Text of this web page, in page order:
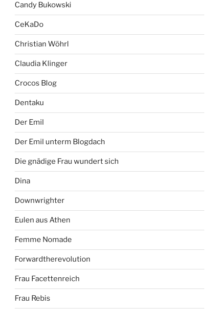
Candy Bukowski
CeKaDo
Christian Wöhrl
Claudia Klinger
Crocos Blog
Dentaku
Der Emil
Der Emil unterm Blogdach
Die gnädige Frau wundert sich
Dina
Downwrighter
Eulen aus Athen
Femme Nomade
Forwardtherevolution
Frau Facettenreich
Frau Rebis